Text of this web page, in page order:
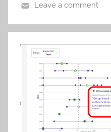
Leave a comment